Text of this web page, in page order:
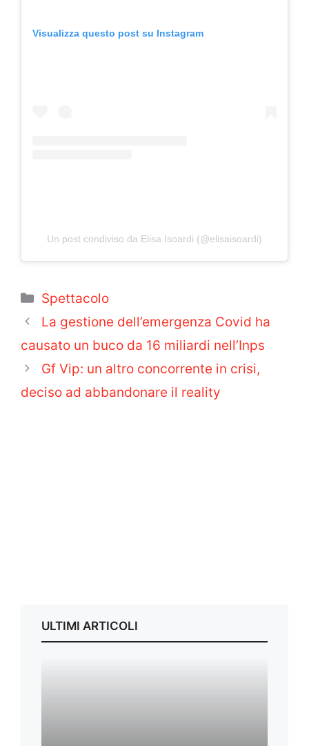
Visualizza questo post su Instagram
Un post condiviso da Elisa Isoardi (@elisaisoardi)
Categorie
Spettacolo
La gestione dell’emergenza Covid ha
causato un buco da 16 miliardi nell’Inps
Gf Vip: un altro concorrente in crisi,
deciso ad abbandonare il reality
ULTIMI ARTICOLI